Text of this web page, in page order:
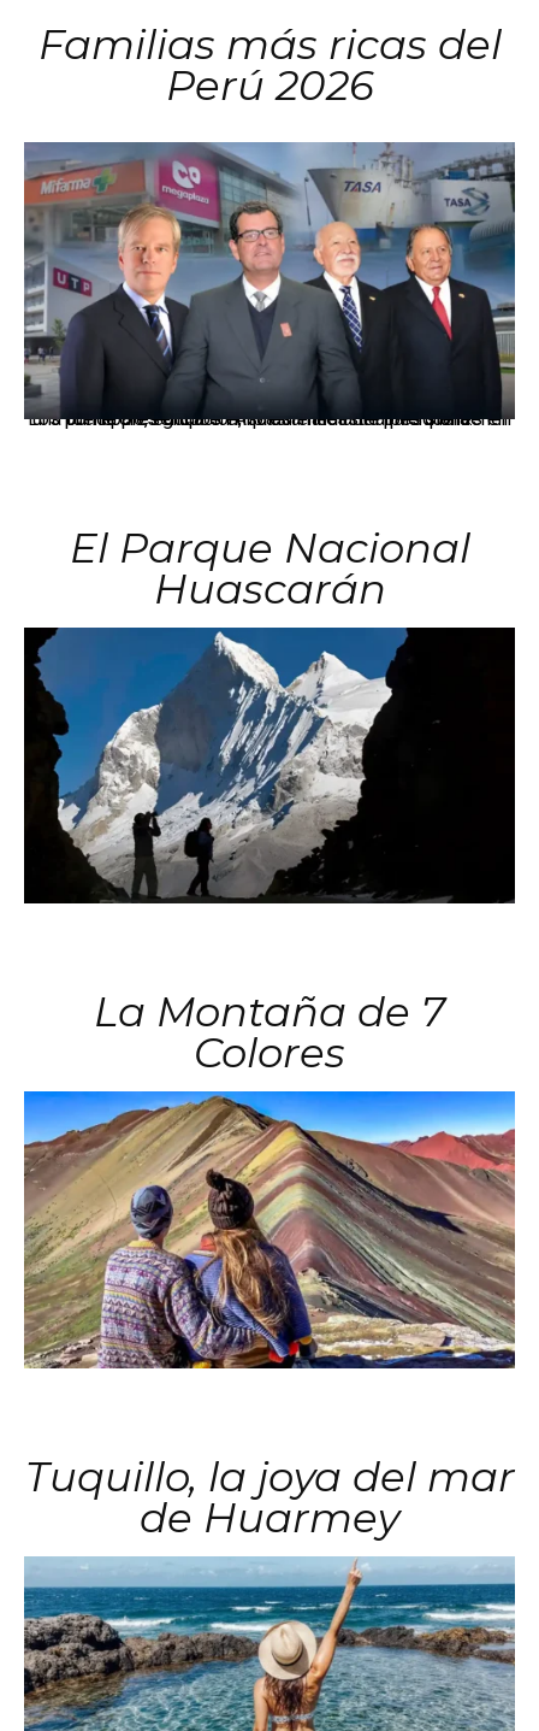
Familias más ricas del
Perú 2026
Los principales grupos empresariales del país mantienen una fuerte presencia en Áncash mediante inversiones en comercio, educación, salud e industria pesquera.
El Parque Nacional
Huascarán
La Montaña de 7
Colores
Tuquillo, la joya del mar
de Huarmey